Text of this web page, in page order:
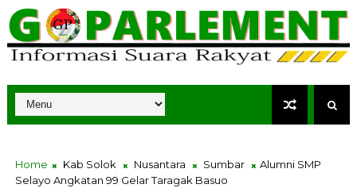
Home Kab Solok Nusantara Sumbar
Alumni SMP
Selayo Angkatan 99 Gelar Taragak Basuo